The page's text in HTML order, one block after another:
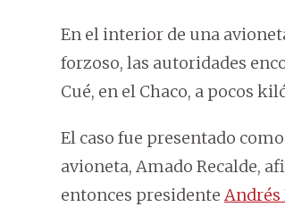
En el interior de una
forzoso, las autoridades
Cué, en el Chaco, a pocos
El caso fue presentado
avioneta, Amado Recalde,
entonces presidente Andrés